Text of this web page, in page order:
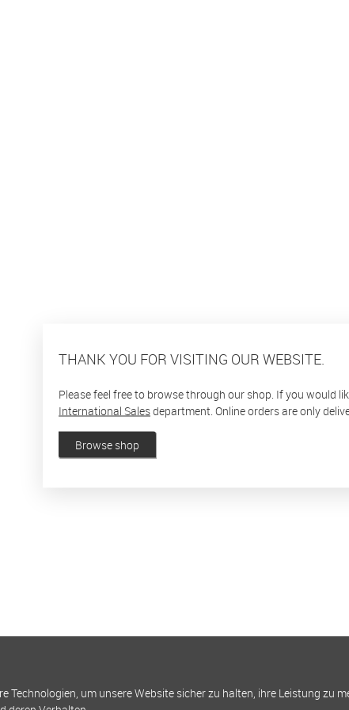
THANK YOU FOR VISITING OUR WEBSITE.
Please feel free to browse through our shop. If you would
International Salesdepartment. Online orders are only
Browse shop
Technologien, um unsere Website sicher zu halten, ihre Leistung